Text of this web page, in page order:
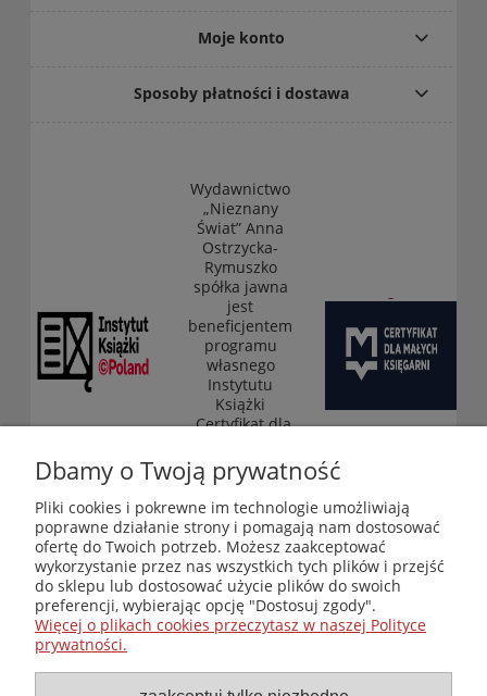
Moje konto
Sposoby płatności i dostawa
Wydawnictwo
„Nieznany
Świat” Anna
Ostrzycka-
Rymuszko
spółka jawna
jest
beneficjentem
programu
własnego
Instytutu
Książki
„Certyfikat dla
księgarni”
(edycja 2025-
2026)
Księgarnia-Galeria "Nieznany Świat" - internetowy sklep
ezoteryczny online
Zapraszamy również do odwiedzenia naszej księgarni
stacjonarnej przy ul. Kredytowej 2 w Warszawie
© Copyright 2014-2026 Wydawnictwo "Nieznany Świat"
Wszelkie prawa zastrzeżone
Dbamy o Twoją prywatność
Pliki cookies i pokrewne im technologie umożliwiają
poprawne działanie strony i pomagają nam dostosować
ofertę do Twoich potrzeb. Możesz zaakceptować
wykorzystanie przez nas wszystkich tych plików i przejść
do sklepu lub dostosować użycie plików do swoich
preferencji, wybierając opcję "Dostosuj zgody".
Więcej o plikach cookies przeczytasz w naszej Polityce
prywatności.